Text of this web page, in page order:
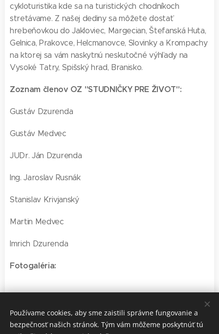
cykloturistika kde sa na turistických chodníkoch
stretávame. Z našej dediny sa môžete dostať
hrebeňovkou do Jakloviec, Margecian, Štefanská Huta,
Gelnica, Prakovce, Helcmanovce, Slovinky a Krompachy
na ktorej sa vám naskytnú neskutočné výhľady na
Vysoké Tatry, Spišský hrad, Branisko.
Zoznam členov OZ "STUDNIČKY PRE ŽIVOT":
Gustáv Dzurenda
Gustáv Medvec
JUDr. Ján Dzurenda
Ing. Jaroslav Rusnák
Stanislav Krivjanský
Martin Medvec
Imrich Dzurenda
Fotogaléria:
Používame cookies, aby sme zaistili správne fungovanie a
bezpečnosť našich stránok. Tým vám môžeme poskytnúť tú